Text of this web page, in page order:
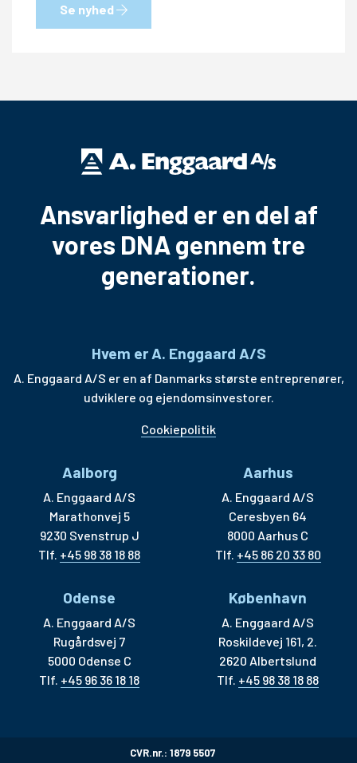
Se nyhed
Ansvarlighed er en del af
vores DNA gennem tre
generationer.
Hvem er A. Enggaard A/S
A. Enggaard A/S er en af Danmarks største entreprenører,
udviklere og ejendomsinvestorer.
Cookiepolitik
Aalborg
A. Enggaard A/S
Marathonvej 5
9230 Svenstrup J
Tlf. +45 98 38 18 88
Aarhus
A. Enggaard A/S
Ceresbyen 64
8000 Aarhus C
Tlf. +45 86 20 33 80
Odense
A. Enggaard A/S
Rugårdsvej 7
5000 Odense C
Tlf. +45 96 36 18 18
København
A. Enggaard A/S
Roskildevej 161, 2.
2620 Albertslund
Tlf. +45 98 38 18 88
CVR.nr.: 1879 5507